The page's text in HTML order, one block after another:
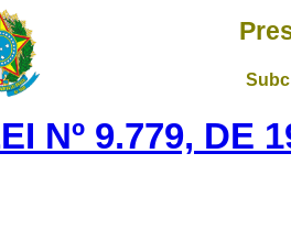
Nº 9.779, DE